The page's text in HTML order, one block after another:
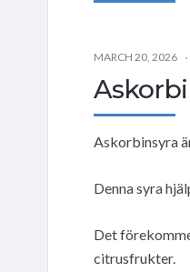
MARCH 20, 2026
Askorbinsyra
Denna syra
Det
citrusfrukter.